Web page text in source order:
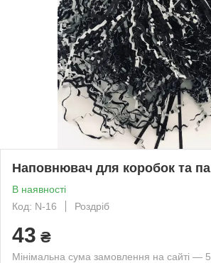
Наповнювач для коробок та
В наявності
Код: N-16
Роздріб
43 ₴
Мінімальна сума замовлення на сайті —